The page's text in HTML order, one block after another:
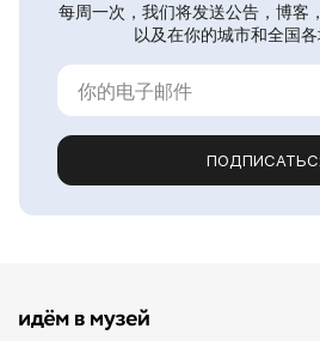
每周一次，我们将发送公告，博客
以及在你的城市和全国各